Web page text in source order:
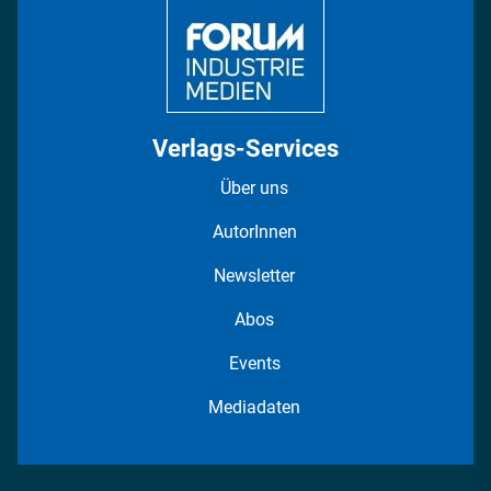
Verlags-Services
Über uns
AutorInnen
Newsletter
Abos
Events
Mediadaten